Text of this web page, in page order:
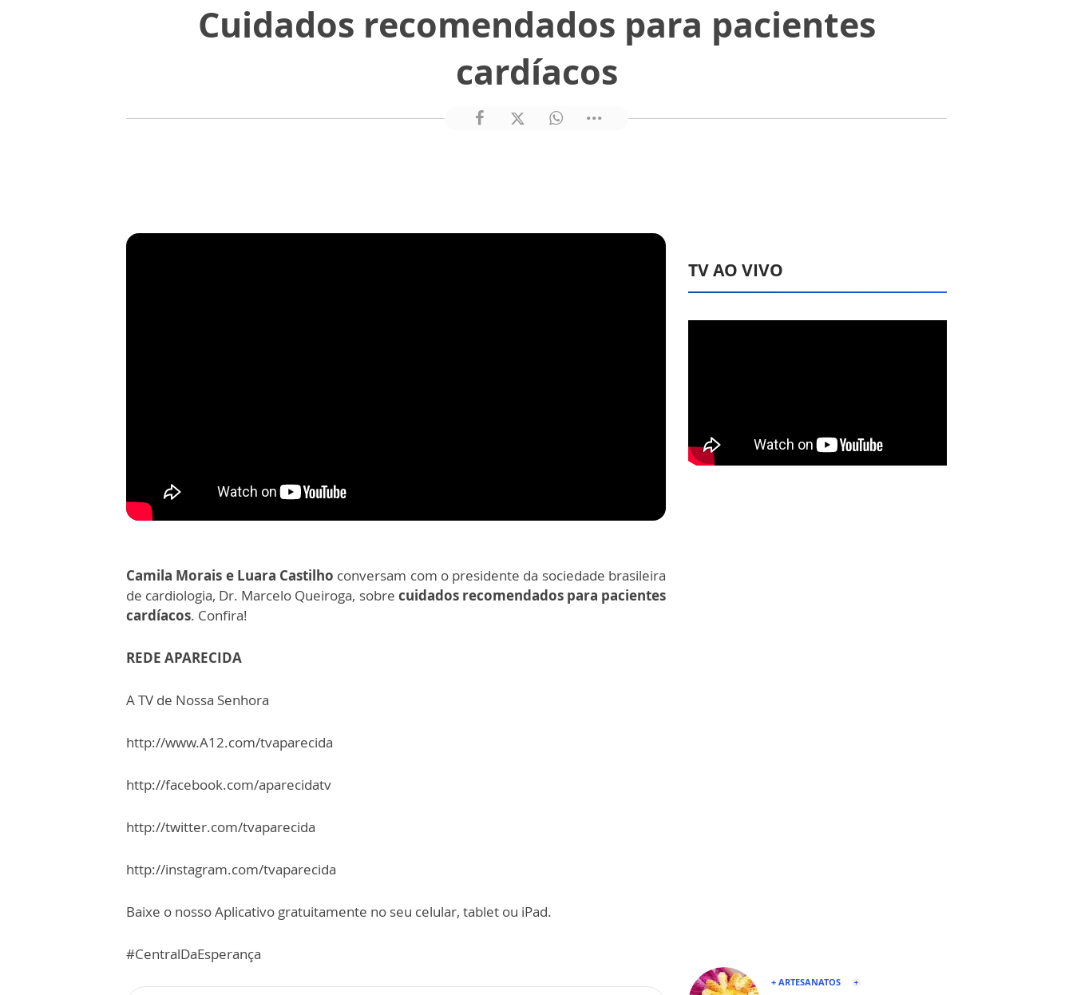
Cuidados recomendados para pacientes
cardíacos
Camila Morais e Luara Castilho conversam com o presidente da sociedade brasileira
de cardiologia, Dr. Marcelo Queiroga, sobre cuidados recomendados para pacientes
cardíacos. Confira!
REDE APARECIDA
A TV de Nossa Senhora
http://www.A12.com/tvaparecida
http://facebook.com/aparecidatv
http://twitter.com/tvaparecida
http://instagram.com/tvaparecida
Baixe o nosso Aplicativo gratuitamente no seu celular, tablet ou iPad.
#CentralDaEsperança
TV AO VIVO
+ ARTESANATOS